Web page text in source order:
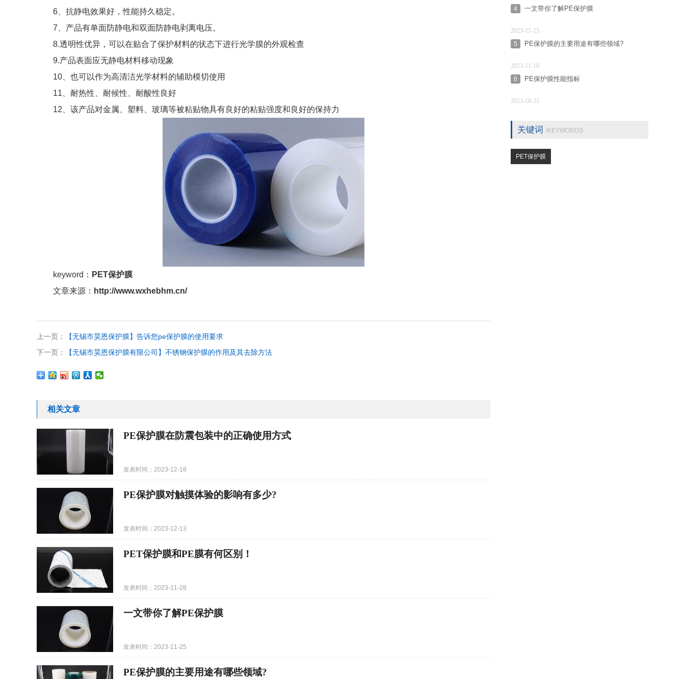
6、抗静电效果好，性能持久稳定。
7、产品有单面防静电和双面防静电剥离电压。
8.透明性优异，可以在贴合了保护材料的状态下进行光学膜的外观检查
9.产品表面应无静电材料移动现象
10、也可以作为高清洁光学材料的辅助模切使用
11、耐热性、耐候性、耐酸性良好
12、该产品对金属、塑料、玻璃等被粘贴物具有良好的粘贴强度和良好的保持力
keyword： PET保护膜
文章来源： http://www.wxhebhm.cn/
上一页：
【无锡市昊恩保护膜】告诉您pe保护膜的使用要求
下一页：
【无锡市昊恩保护膜有限公司】不锈钢保护膜的作用及其去除方法
相关文章
PE保护膜在防震包装中的正确使用方式
发表时间：2023-12-18
PE保护膜对触摸体验的影响有多少?
发表时间：2023-12-13
PET保护膜和PE膜有何区别！
发表时间：2023-11-28
一文带你了解PE保护膜
发表时间：2023-11-25
PE保护膜的主要用途有哪些领域?
4 一文带你了解PE保护膜
2023-11-25
5
PE保护膜的主要用途有哪些领域?
2023-11-10
6
PE保护膜性能指标
2023-10-25
关键词 /KEYWORDS
PET保护膜